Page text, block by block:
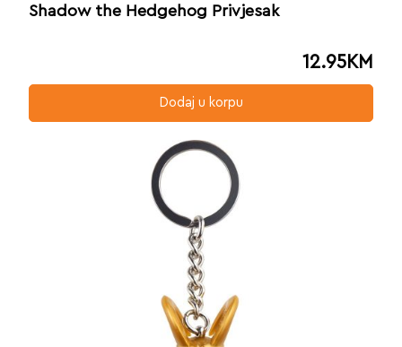
Shadow the Hedgehog Privjesak
12.95KM
Dodaj u korpu